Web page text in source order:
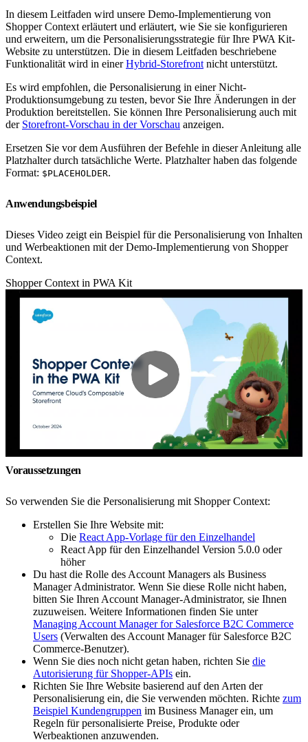
In diesem Leitfaden wird unsere Demo-Implementierung von
Shopper Context erläutert und erläutert, wie Sie sie konfigurieren
und erweitern, um die Personalisierungsstrategie für Ihre PWA Kit-
Website zu unterstützen. Die in diesem Leitfaden beschriebene
Funktionalität wird in einerHybrid-Storefront nicht unterstützt.
Es wird empfohlen, die Personalisierung in einer Nicht-
Produktionsumgebung zu testen, bevor Sie Ihre Änderungen in der
Produktion bereitstellen. Sie können Ihre Personalisierung auch mit
der Storefront-Vorschau in der Vorschau anzeigen.
Ersetzen Sie vor dem Ausführen der Befehle in dieser Anleitung alle
Platzhalter durch tatsächliche Werte. Platzhalter haben das folgende
Format: $PLACEHOLDER.
Anwendungsbeispiel
Dieses Video zeigt ein Beispiel für die Personalisierung von Inhalten
und Werbeaktionen mit der Demo-Implementierung von Shopper
Context.
Shopper Context in PWA Kit
Voraussetzungen
So verwenden Sie die Personalisierung mit Shopper Context:
Erstellen Sie Ihre Website mit:
Die React App-Vorlage für den Einzelhandel
React App für den Einzelhandel Version 5.0.0 oder
höher
Du hast die Rolle des Account Managers als Business
Manager Administrator. Wenn Sie diese Rolle nicht haben,
bitten Sie Ihren Account Manager-Administrator, sie Ihnen
zuzuweisen. Weitere Informationen finden Sie unter
Managing Account Manager for Salesforce B2C Commerce
Users (Verwalten des Account Manager für Salesforce B2C
Commerce-Benutzer).
Wenn Sie dies noch nicht getan haben, richten Sie die
Autorisierung für Shopper-APIs ein.
Richten Sie Ihre Website basierend auf den Arten der
Personalisierung ein, die Sie verwenden möchten. Richte zum
Beispiel Kundengruppen im Business Manager ein, um
Regeln für personalisierte Preise, Produkte oder
Werbeaktionen anzuwenden.